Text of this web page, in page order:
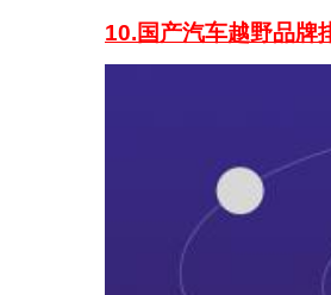
10.国产汽车越野品牌